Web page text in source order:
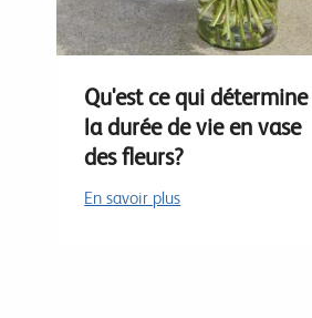
Qu'est ce qui détermine
la durée de vie en vase
des fleurs?
En savoir plus